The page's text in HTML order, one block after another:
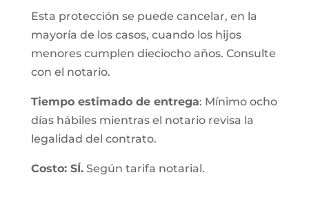
Esta protección se puede cancelar, en la
mayoría de los casos, cuando los hijos
menores cumplen dieciocho años. Consulte
con el notario.
Tiempo estimado de entrega: Mínimo ocho
días hábiles mientras el notario revisa la
legalidad del contrato.
Costo: SÍ.Según tarifa notarial.